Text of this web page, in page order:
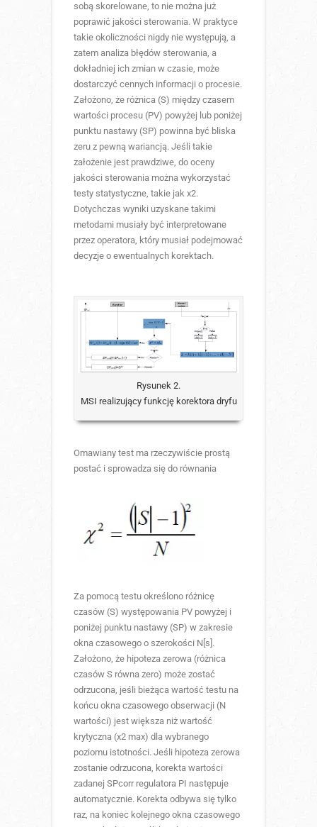
sobą skorelowane, to nie można już
poprawić jakości sterowania. W praktyce
takie okoliczności nigdy nie występują, a
zatem analiza błędów sterowania, a
dokładniej ich zmian w czasie, może
dostarczyć cennych informacji o procesie.
Założono, że różnica (S) między czasem
wartości procesu (PV) powyżej lub poniżej
punktu nastawy (SP) powinna być bliska
zeru z pewną wariancją. Jeśli takie
założenie jest prawdziwe, do oceny
jakości sterowania można wykorzystać
testy statystyczne, takie jak x2.
Dotychczas wyniki uzyskane takimi
metodami musiały być interpretowane
przez operatora, który musiał podejmować
decyzje o ewentualnych korektach.
Rysunek 2.
MSI realizujący funkcję korektora dryfu
Omawiany test ma rzeczywiście prostą
postać i sprowadza się do równania
Za pomocą testu określono różnicę
czasów (S) występowania PV powyżej i
poniżej punktu nastawy (SP) w zakresie
okna czasowego o szerokości N[s].
Założono, że hipoteza zerowa (różnica
czasów S równa zero) może zostać
odrzucona, jeśli bieżąca wartość testu na
końcu okna czasowego obserwacji (N
wartości) jest większa niż wartość
krytyczna (x2 max) dla wybranego
poziomu istotności. Jeśli hipoteza zerowa
zostanie odrzucona, korekta wartości
zadanej SPcorr regulatora PI następuje
automatycznie. Korekta odbywa się tylko
raz, na koniec kolejnego okna czasowego